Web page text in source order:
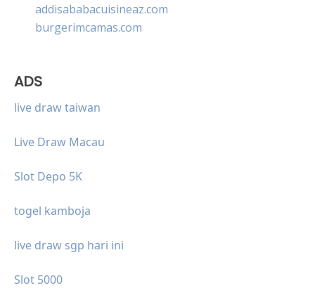
addisababacuisineaz.com
burgerimcamas.com
ADS
live draw taiwan
Live Draw Macau
Slot Depo 5K
togel kamboja
live draw sgp hari ini
Slot 5000